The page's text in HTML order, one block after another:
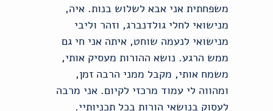
משפחתית אני אבא לשלוש בנות. איה,
מנישואי לחלי גולדנברג, וזהר וליבי
מנישואי לנעמה שוחט, איתה אני חי גם
ממש הרגע. נושא ההורות מעסיק אותי,
משמח אותי, מקבל ממני הרבה זמן,
ומהווה לי עמוד מרכזי לקיום. אני מרבה
לעסוק בנושאי הורות בכל תכניותיי.